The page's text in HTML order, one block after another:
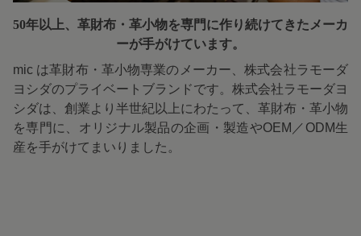
50年以上、革財布・革小物を専門に作り続けてきたメーカ
ーが手がけています。
mic は革財布・革小物専業のメーカー、株式会社ラモーダ
ヨシダのプライベートブランドです。株式会社ラモーダヨ
シダは、創業より半世紀以上にわたって、革財布・革小物
を専門に、オリジナル製品の企画・製造やOEM／ODM生
産を手がけてまいりました。